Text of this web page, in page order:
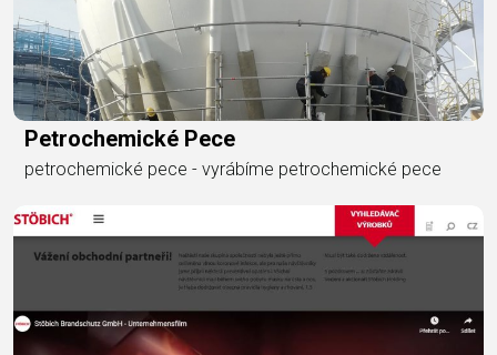
Petrochemické Pece
petrochemické pece - vyrábíme petrochemické pece